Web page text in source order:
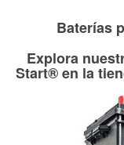
Baterías
Explora
Start® en la